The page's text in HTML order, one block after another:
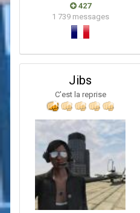
427
1 739 messages
Jibs
C'est la reprise